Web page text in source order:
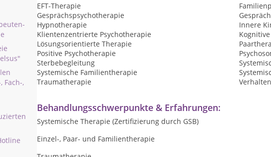
Fach-,
EFT-Therapie
Gesprächspsychotherapie
Hypnotherapie
Innere
Klientenzentrierte Psychotherapie
Lösungsorientierte Therapie
Positive Psychotherapie
Sterbebegleitung
Systemische Familientherapie
Traumatherapie
Behandlungsschwerpunkte & Erfahrungen:
Systemische Therapie (Zertifizierung durch GSB)
Einzel-, Paar- und Familientherapie